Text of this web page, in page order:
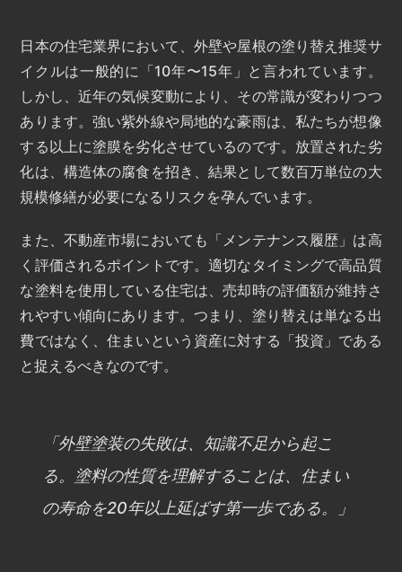
日本の住宅業界において、外壁や屋根の塗り替え推奨サ
イクルは一般的に「10年〜15年」と言われています。
しかし、近年の気候変動により、その常識が変わりつつ
あります。強い紫外線や局地的な豪雨は、私たちが想像
する以上に塗膜を劣化させているのです。放置された劣
化は、構造体の腐食を招き、結果として数百万単位の大
規模修繕が必要になるリスクを孕んでいます。
また、不動産市場においても「メンテナンス履歴」は高
く評価されるポイントです。適切なタイミングで高品質
な塗料を使用している住宅は、売却時の評価額が維持さ
れやすい傾向にあります。つまり、塗り替えは単なる出
費ではなく、住まいという資産に対する「投資」である
と捉えるべきなのです。
「外壁塗装の失敗は、知識不足から起こ
る。塗料の性質を理解することは、住まい
の寿命を20年以上延ばす第一歩である。」